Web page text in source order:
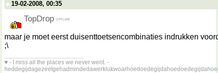
19-02-2008, 00:35
TopDrop
maar je moet eerst duisenttoetsencombinaties indrukken
;\
♥ - I miss all the places we never went. -